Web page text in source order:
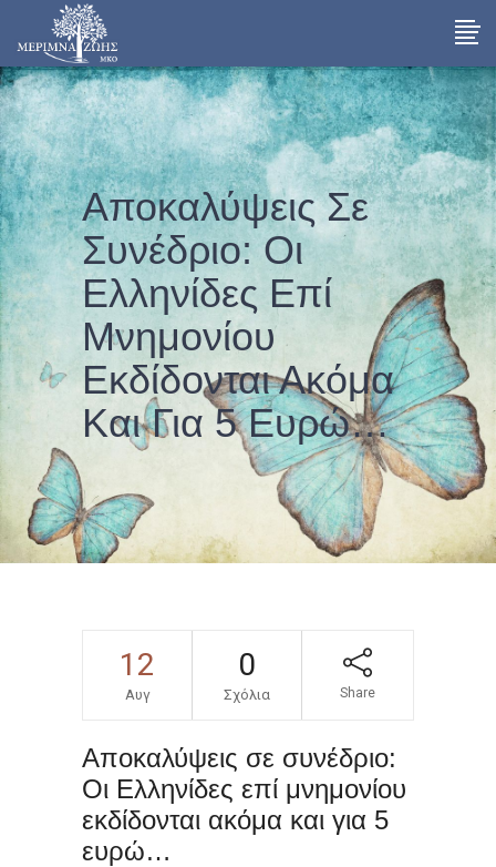
Αποκαλύψεις Σε
Συνέδριο: Oι
Ελληνίδες Επί
Μνημονίου
Εκδίδονται Ακόμα
Και Για 5 Ευρώ…
12
Αυγ
0
Σχόλια Share
Αποκαλύψεις σε συνέδριο:
Oι Ελληνίδες επί μνημονίου
εκδίδονται ακόμα και για 5
ευρώ…